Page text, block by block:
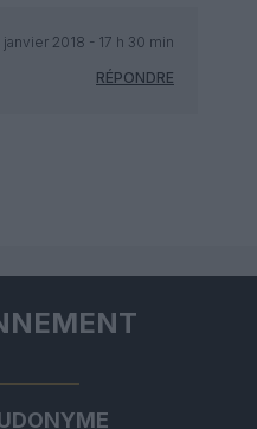
janvier 2018 - 17 h 30 min
RÉPONDRE